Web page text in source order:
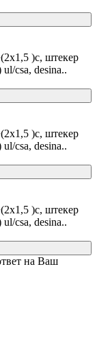
)c, штекер
csa, desina..
)c, штекер
csa, desina..
)c, штекер
csa, desina..
на Ваш